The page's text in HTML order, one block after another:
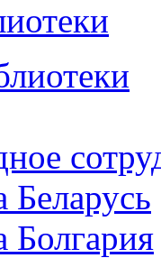
Беларусь
Болгария